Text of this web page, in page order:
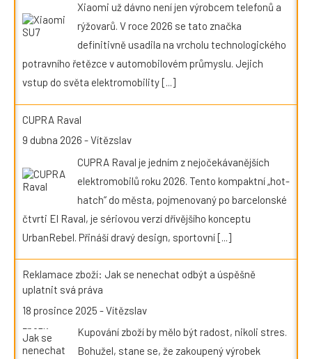
Xiaomi už dávno není jen výrobcem telefonů a
rýžovarů. V roce 2026 se tato značka
definitivně usadila na vrcholu technologického
potravního řetězce v automobilovém průmyslu. Jejich
vstup do světa elektromobility[...]
CUPRA Raval
9 dubna 2026 -Vítězslav
CUPRA Raval je jedním z nejočekávanějších
elektromobilů roku 2026. Tento kompaktní „hot-
hatch“ do města, pojmenovaný po barcelonské
čtvrti El Raval, je sériovou verzí dřívějšího konceptu
UrbanRebel. Přináší dravý design, sportovní[...]
Reklamace zboží: Jak se nenechat odbýt a úspěšně
uplatnit svá práva
18 prosince 2025 -Vítězslav
Kupování zboží by mělo být radost, nikoli stres.
Bohužel, stane se, že zakoupený výrobek